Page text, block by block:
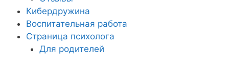
Кибердружина
Воспитательная работа
Страница психолога
Для родителей